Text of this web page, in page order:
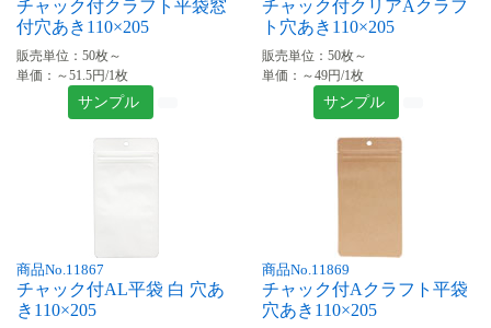
チャック付クラフト平袋窓
付穴あき110×205
販売単位：50枚～
単価：～51.5円/1枚
サンプル
チャック付クリアAクラフ
ト穴あき110×205
販売単位：50枚～
単価：～49円/1枚
サンプル
商品No.11867
チャック付AL平袋 白 穴あ
き110×205
商品No.11869
チャック付Aクラフト平袋
穴あき110×205